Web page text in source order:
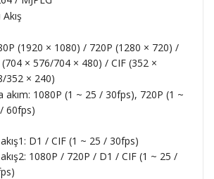
Akış
(1920 × 1080) / 720P (1280 × 720) /
× 576/704 × 480) / CIF (352 ×
352 × 240)
akım: 1080P (1 ~ 25 / 30fps), 720P (1 ~
60fps)
D1 / CIF (1 ~ 25 / 30fps)
1080P / 720P / D1 / CIF (1 ~ 25 /